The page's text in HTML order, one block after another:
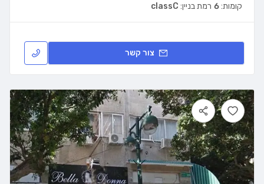
רמת בניין: classC קומות:6
צור קשר